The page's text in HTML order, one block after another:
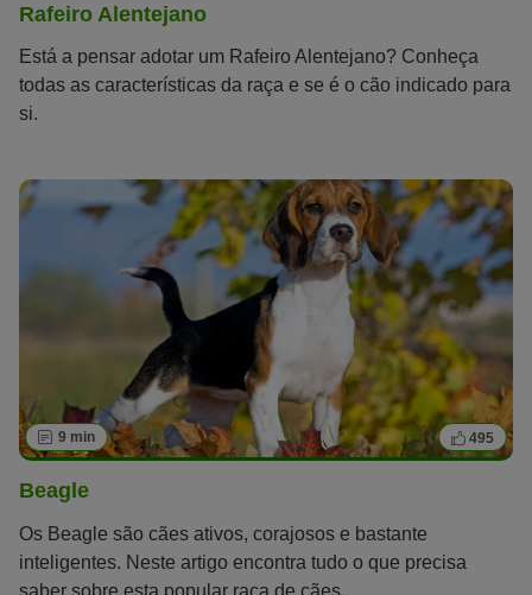
Rafeiro Alentejano
Está a pensar adotar um Rafeiro Alentejano? Conheça
todas as características da raça e se é o cão indicado para
si.
9 min 495
Beagle
Os Beagle são cães ativos, corajosos e bastante
inteligentes. Neste artigo encontra tudo o que precisa
saber sobre esta popular raça de cães.